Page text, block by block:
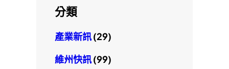
分類
產業新訊(29)
維州快訊(99)